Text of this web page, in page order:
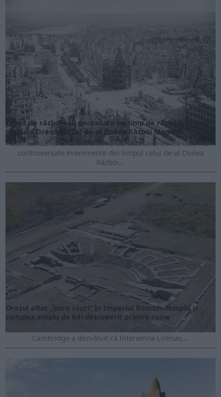
ARTICOLE ONLINE
Crimă de război sau necesitate pe timp de război? Drama
orașului Dresda în cel de-al Doilea Război Mondial
Bombardarea Dresdei, Germania, este unul dintre cele mai
controversate evenimente din timpul celui de-al Doilea
Război...
ARTICOLE ONLINE
Orașul aflat „între râuri” în Imperiul Roman. Templu și
complex amplu de băi descoperit printre ruine
Un nou studiu realizat de cercetătorii de la Universitatea din
Cambridge a dezvăluit că Interamna Lirenas,...